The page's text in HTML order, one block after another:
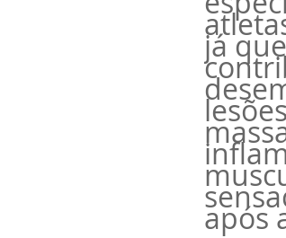
já
após